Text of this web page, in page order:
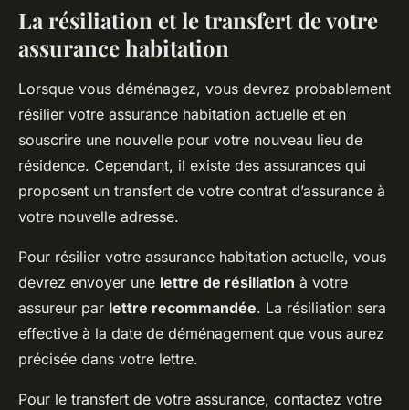
La résiliation et le transfert de votre
assurance habitation
Lorsque vous déménagez, vous devrez probablement
résilier votre assurance habitation actuelle et en
souscrire une nouvelle pour votre nouveau lieu de
résidence. Cependant, il existe des assurances qui
proposent un transfert de votre contrat d’assurance à
votre nouvelle adresse.
Pour résilier votre assurance habitation actuelle, vous
devrez envoyer une lettre de résiliation à votre
assureur par lettre recommandée. La résiliation sera
effective à la date de déménagement que vous aurez
précisée dans votre lettre.
Pour le transfert de votre assurance, contactez votre